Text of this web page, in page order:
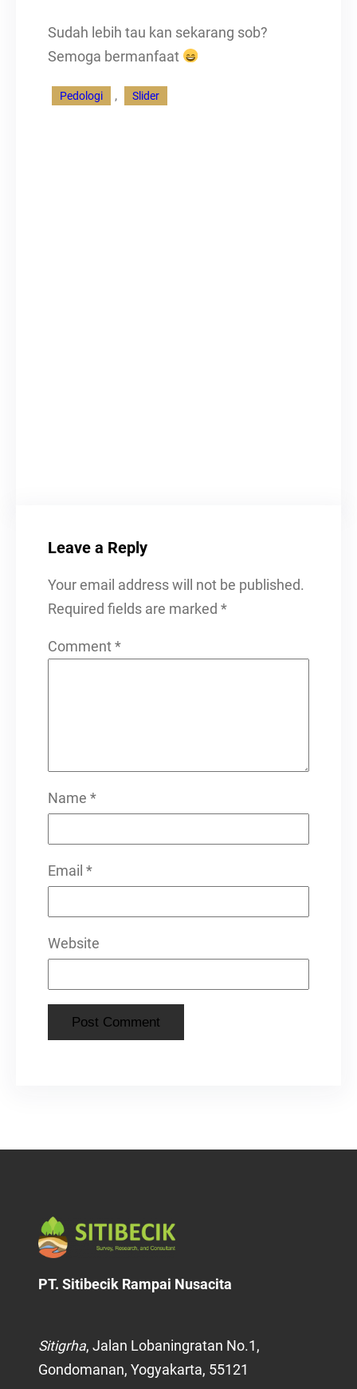
Sudah lebih tau kan sekarang sob?
Semoga bermanfaat
Pedologi , Slider
Leave a Reply
Your email address will not be published.
Required fields are marked *
Comment *
Name *
Email *
Website
PT. Sitibecik Rampai Nusacita
Sitigrha, Jalan Lobaningratan No.1,
Gondomanan, Yogyakarta, 55121